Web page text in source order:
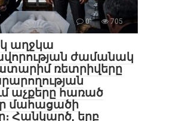
0 705
աղջկա
ժամանակ
ռետրիվերը
աչքերը հառած
մահացածի
Հանկարծ, երբ